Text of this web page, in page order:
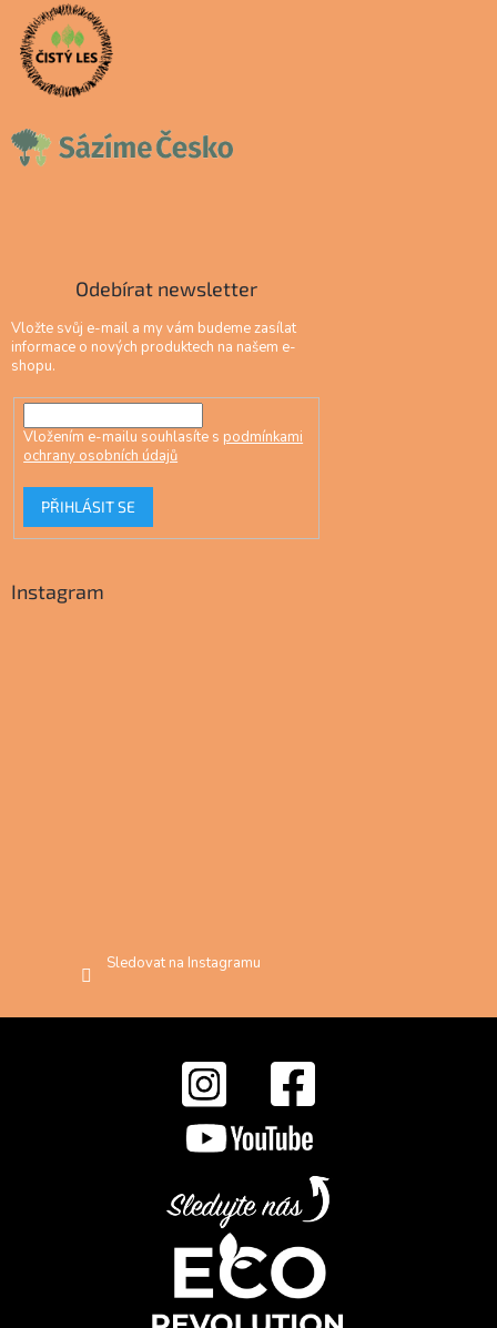
Odebírat newsletter
Vložte svůj e-mail a my vám budeme zasílat
informace o nových produktech na našem e-
shopu.
Vložením e-mailu souhlasíte s podmínkami
ochrany osobních údajů
PŘIHLÁSIT SE
Instagram
Sledovat na Instagramu